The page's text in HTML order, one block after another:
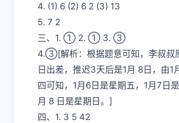
4. (1) 6 (2) 6 2 (3) 13
5. 7 2
三、1. ① 2. ① 3. ③
4.③[解析：根据题意可知，李叔叔
日出差，推迟3天后是1月 8日，由1
四可知，1月6日是星期五，1月7日
月 8 日是星期日。]
四、1. 3 5 42